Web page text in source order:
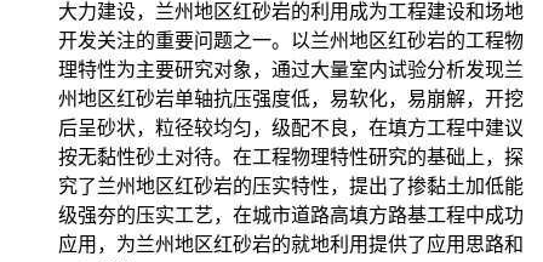
大力建设，兰州地区红砂岩的利用成为工程建设和场地
开发关注的重要问题之一。以兰州地区红砂岩的工程物
理特性为主要研究对象，通过大量室内试验分析发现兰
州地区红砂岩单轴抗压强度低，易软化，易崩解，开挖
后呈砂状，粒径较均匀，级配不良，在填方工程中建议
按无黏性砂土对待。在工程物理特性研究的基础上，探
究了兰州地区红砂岩的压实特性，提出了掺黏土加低能
级强夯的压实工艺，在城市道路高填方路基工程中成功
应用，为兰州地区红砂岩的就地利用提供了应用思路和